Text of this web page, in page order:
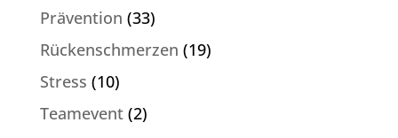
Prävention (33)
Rückenschmerzen (19)
Stress (10)
Teamevent(2)